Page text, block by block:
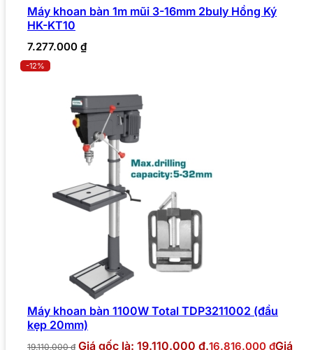
Máy khoan bàn 1m mũi 3-16mm 2buly Hồng Ký
HK-KT10
7.277.000 ₫
-12%
Máy khoan bàn 1100W Total TDP3211002 (đầu
kẹp 20mm)
19.110.000₫ Giá gốc là: 19.110.000 ₫.16.816.000 ₫Giá